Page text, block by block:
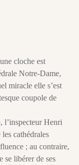
cloche est
Notre-Dame,
miracle elle s’est
coupole de
l’inspecteur Henri
cathédrales
; au contraire,
se libérer de ses